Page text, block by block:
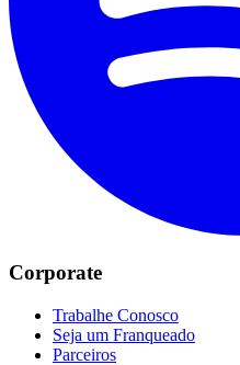
Corporate
Trabalhe Conosco
Seja um Franqueado
Parceiros